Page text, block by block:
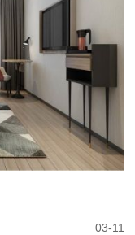
03-11